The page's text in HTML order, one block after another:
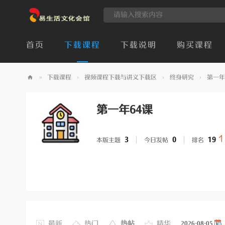
首页 下载课程 下载说明 购买课程
» 下载课程 › 视频课程下载与讲义下载区 › 终身研究 › 第一
第一年64课
本版主题 3 今日发帖 0 排名 19
2026-08-05